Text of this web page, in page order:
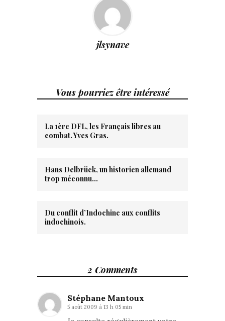
jlsynave
Vous pourriez être intéressé
La 1ère DFL, les Français libres au
combat. Yves Gras.
Hans Delbrück, un historien allemand
trop méconnu…
Du conflit d’Indochine aux conflits
indochinois.
2 Comments
Stéphane Mantoux
5 août 2009 à 13 h 05 min